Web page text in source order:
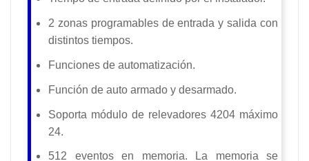
2 zonas programables de entrada y salida con
distintos tiempos.
Funciones de automatización.
Función de auto armado y desarmado.
Soporta módulo de relevadores 4204 máximo
24.
512 eventos en memoria. La memoria se